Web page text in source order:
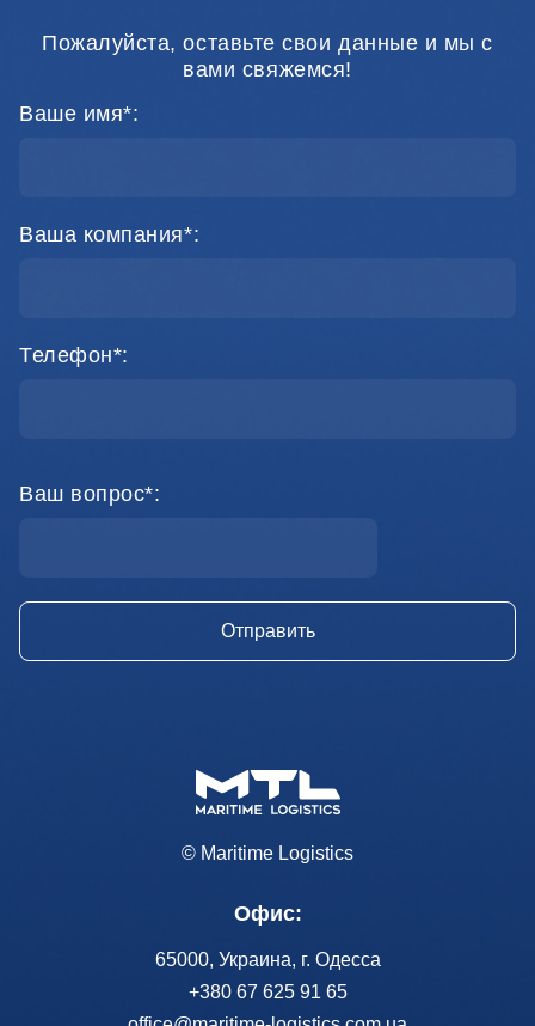
Пожалуйста, оставьте свои данные и мы с
вами свяжемся!
Ваше имя*:
Ваша компания*:
Телефон*:
Ваш вопрос*:
© Maritime Logistics
Офис:
65000, Украина, г. Одесса
+380 67 625 91 65